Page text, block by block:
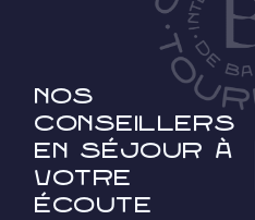
Nos
conseillers
en séjour à
votre
écoute